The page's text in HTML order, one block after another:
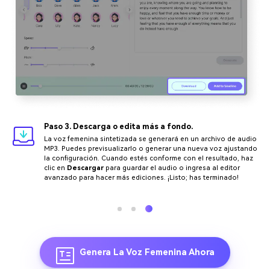
Paso 3. Descarga o edita más a fondo.
La voz femenina sintetizada se generará en un archivo de audio
MP3. Puedes previsualizarlo o generar una nueva voz ajustando
la configuración. Cuando estés conforme con el resultado, haz
clic en Descargarpara guardar el audio o ingresa al editor
avanzado para hacer más ediciones. ¡Listo; has terminado!
Genera La Voz Femenina Ahora